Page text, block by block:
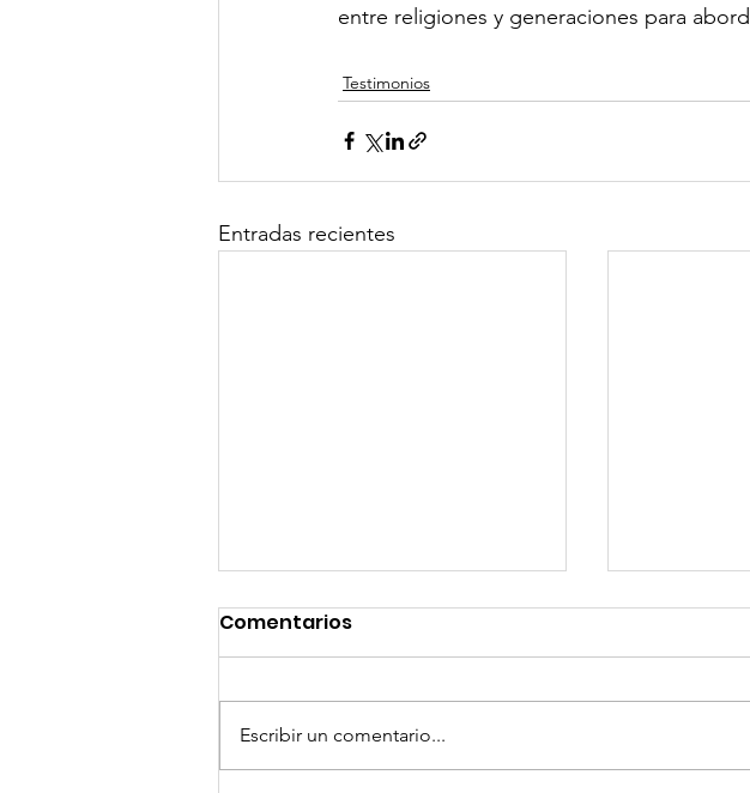
entre religiones y generaciones para
Testimonios
Entradas recientes
Comentarios
Escribir un comentario...